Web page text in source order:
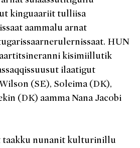
kinguaariit tulliisa
aammalu arnat
HUN
kisimiillutik
ilaatigut
(SE), Soleima (DK),
(DK) aamma Nana Jacobi
nunanit kulturinillu